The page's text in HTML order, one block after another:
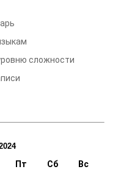
сложности
Пт Сб Вс